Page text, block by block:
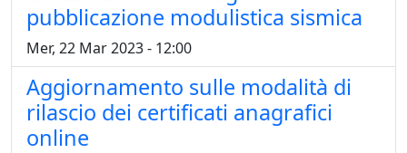
pubblicazione modulistica sismica
Mer, 22 Mar 2023 - 12:00
Aggiornamento sulle modalità di
rilascio dei certificati anagrafici
online